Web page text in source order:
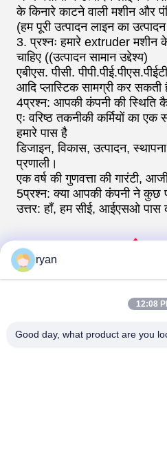
के किनारे काटने वाली मशीन और
(हम पूरी उत्पादन लाइन का
3. प्रश्नः हमारे extruder मशीन के
चाहिए ((उत्पादन सामान उद्देश्य)
एबीएस. पीसी.
आदि प्लास्टिक सामग्री कर सकती
4प्रश्न: आपकी कंपनी की स्थिति
एः वरिष्ठ तकनीकी कर्मियों का
हमारे पास है
डिजाइन, विकास, उत्पादन,
प्रणाली।
एक वर्ष की गुणवत्ता की गारंटी,
5प्रश्न: क्या आपकी कंपनी ने कुछ
उत्तर: हाँ, हम सीई, आईएसओ
ryan
12:08
Good day, what product are you